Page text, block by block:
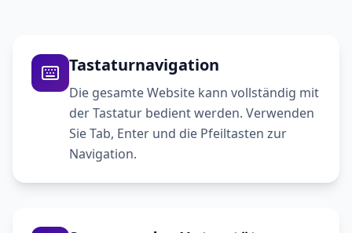
Tastaturnavigation
Die gesamte Website kann vollständig mit
der Tastatur bedient werden. Verwenden
Sie Tab, Enter und die Pfeiltasten zur
Navigation.